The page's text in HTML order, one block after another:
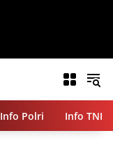
Info Polri Info TNI